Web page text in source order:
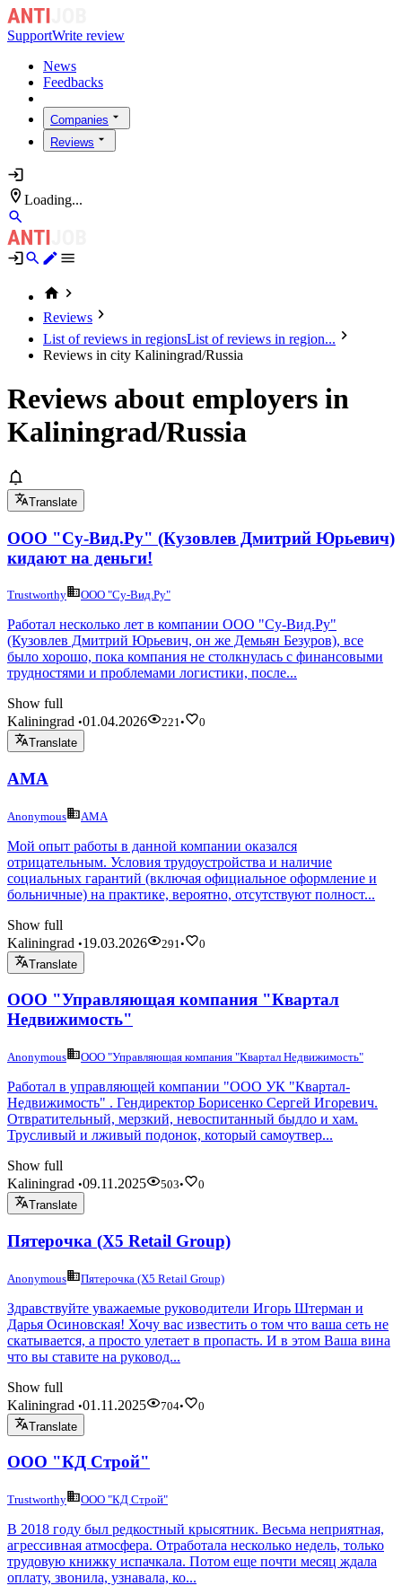
SupportWrite review
News
Feedbacks
Companies
Reviews
Loading...
Reviews
List of reviews in regionsList of reviews in region...
Reviews in city Kaliningrad/Russia
Reviews about employers in
Kaliningrad/Russia
Translate
ООО "Су-Вид.Ру" (Кузовлев Дмитрий Юрьевич)
кидают на деньги!
Trustworthy ООО "Су-Вид.Ру"
Работал несколько лет в компании ООО "Су-Вид.Ру"
(Кузовлев Дмитрий Юрьевич, он же Демьян Безуров), все
было хорошо, пока компания не столкнулась с финансовыми
трудностями и проблемами логистики, после...
Show full
Kaliningrad •01.04.2026 221•
0
Translate
АМА
Anonymous АМА
Мой опыт работы в данной компании оказался
отрицательным. Условия трудоустройства и наличие
социальных гарантий (включая официальное оформление и
больничные) на практике, вероятно, отсутствуют полност...
Show full
Kaliningrad •19.03.2026 291 •
0
Translate
ООО "Управляющая компания "Квартал
Недвижимость"
Anonymous ООО "Управляющая компания "Квартал Недвижимость"
Работал в управляющей компании "ООО УК "Квартал-
Недвижимость" . Гендиректор Борисенко Сергей Игоревич.
Отвратительный, мерзкий, невоспитанный быдло и хам.
Трусливый и лживый подонок, который самоутвер...
Show full
Kaliningrad •09.11.2025 503•
0
Translate
Пятерочка (X5 Retail Group)
Anonymous Пятерочка (X5 Retail Group)
Здравствуйте уважаемые руководители Игорь Штерман и
Дарья Осиновская! Хочу вас известить о том что ваша сеть не
скатывается, а просто улетает в пропасть. И в этом Ваша вина
что вы ставите на руковод...
Show full
Kaliningrad •01.11.2025 704•
0
Translate
ООО "КД Строй"
Trustworthy ООО "КД Строй"
В 2018 году был редкостный крысятник. Весьма неприятная,
агрессивная атмосфера. Отработала несколько недель, только
трудовую книжку испачкала. Потом еще почти месяц ждала
оплату, звонила, узнавала, ко...